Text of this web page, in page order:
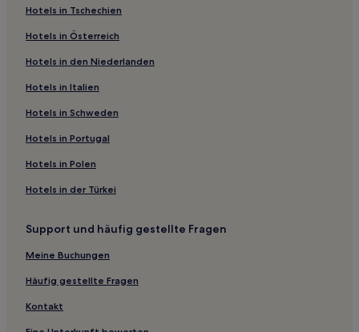
Hotels nahe Palazzo della Ragione
Hotels nahe Teatro I
Hotels nahe Straßenbahnhaltestelle Via Ripamonti - Via
Grazie - Cenacolo Vinciano
Hotels nahe Bahnhof Milano Domodossola-Fiera
Hotels nahe Akademie der Schönen Künste Brera
Hotels nahe Metrostation Brenta
Mailand Hotels
Hotels nahe Straßenbahnhaltestelle Viale Tunisia
Hotels nahe Kaiserpalast von Mailand
Hotels nahe Teatro alla Scala Tram Stop
Hotels in Tschechien
Hotels in Österreich
Hotels in den Niederlanden
Hotels in Italien
Hotels in Schweden
Hotels in Portugal
Hotels in Polen
Hotels in der Türkei
Support und häufig gestellte Fragen
Meine Buchungen
Häufig gestellte Fragen
Kontakt